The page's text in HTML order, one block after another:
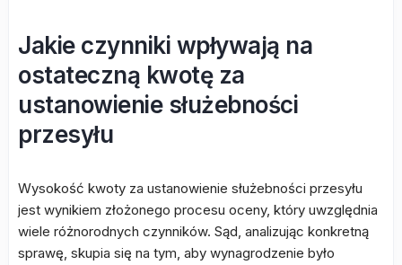
Jakie czynniki wpływają na
ostateczną kwotę za
ustanowienie służebności
przesyłu
Wysokość kwoty za ustanowienie służebności przesyłu
jest wynikiem złożonego procesu oceny, który uwzględnia
wiele różnorodnych czynników. Sąd, analizując konkretną
sprawę, skupia się na tym, aby wynagrodzenie było